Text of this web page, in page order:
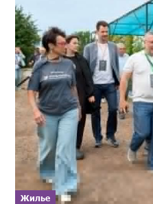
Жилье